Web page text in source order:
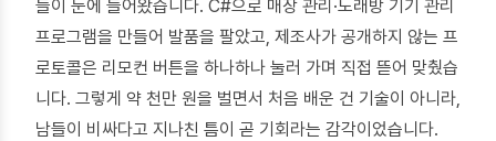
들이 눈에 들어왔습니다. C#으로 매장 관리·노래방 기기 관리
프로그램을 만들어 발품을 팔았고, 제조사가 공개하지 않는 프
로토콜은 리모컨 버튼을 하나하나 눌러 가며 직접 뜯어 맞췄습
니다. 그렇게 약 천만 원을 벌면서 처음 배운 건 기술이 아니라,
남들이 비싸다고 지나친 틈이 곧 기회라는 감각이었습니다.